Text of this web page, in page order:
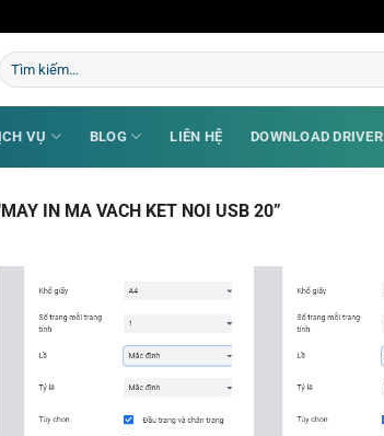
Tìm
kiếm:
VỤ BLOG LIÊN HỆ DOWNLOAD DRIVER
IN MA VACH KET NOI USB 20”